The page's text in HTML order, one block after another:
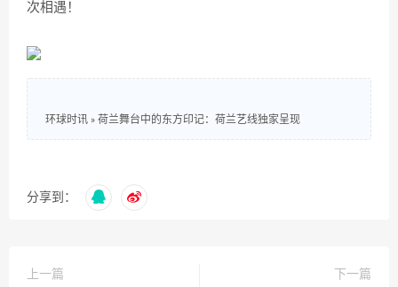
次相遇！
环球时讯 » 荷兰舞台中的东方印记：荷兰艺线独家呈现
分享到：
上一篇
下一篇